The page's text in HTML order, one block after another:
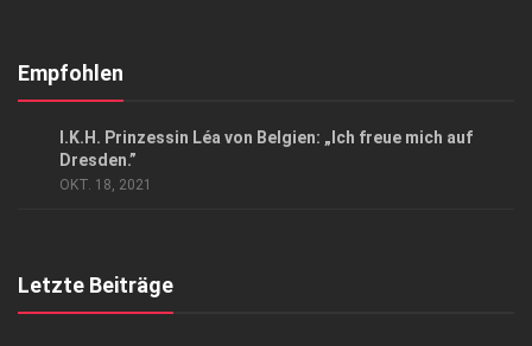
Kontakt, Impressum
Empfohlen
I.K.H. Prinzessin Léa von Belgien: „Ich freue mich auf
Dresden.”
OKT. 18, 2021
Letzte Beiträge